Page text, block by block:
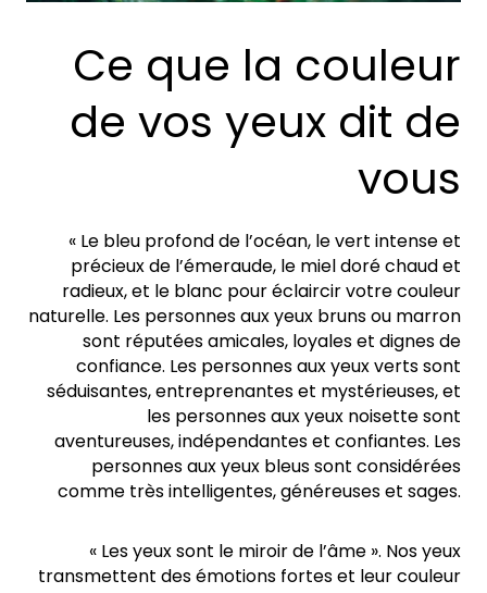
Ce que la couleur
de vos yeux dit de
vous
« Le bleu profond de l’océan, le vert intense et
précieux de l’émeraude, le miel doré chaud et
radieux, et le blanc pour éclaircir votre couleur
naturelle. Les personnes aux yeux bruns ou marron
sont réputées amicales, loyales et dignes de
confiance. Les personnes aux yeux verts sont
séduisantes, entreprenantes et mystérieuses, et
les personnes aux yeux noisette sont
aventureuses, indépendantes et confiantes. Les
personnes aux yeux bleus sont considérées
comme très intelligentes, généreuses et sages.
« Les yeux sont le miroir de l’âme ». Nos yeux
transmettent des émotions fortes et leur couleur